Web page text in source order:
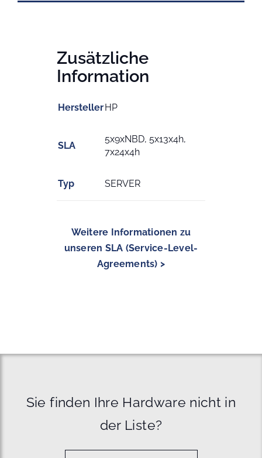
Zusätzliche
Information
HerstellerHP
SLA
5x9xNBD, 5x13x4h,
7x24x4h
Typ SERVER
Weitere Informationen zu
unseren SLA (Service-Level-
Agreements) >
Sie finden Ihre Hardware nicht in
der Liste?